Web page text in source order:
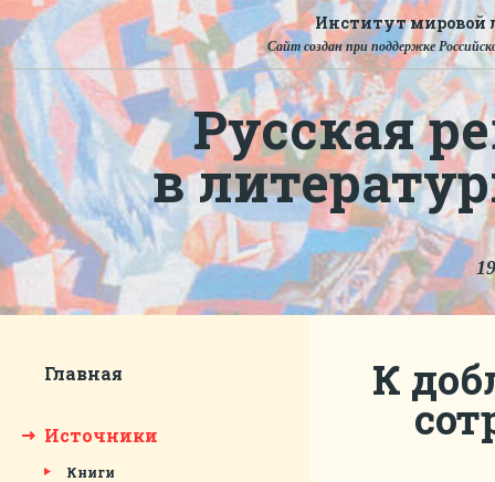
Институт мировой
Сайт создан при поддержке
Русская
в
Главная
Источники
Книги
К